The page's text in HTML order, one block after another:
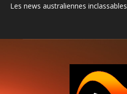
Les news australiennes inclassables